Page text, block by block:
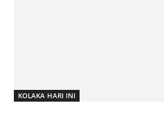
KOLAKA HARI INI